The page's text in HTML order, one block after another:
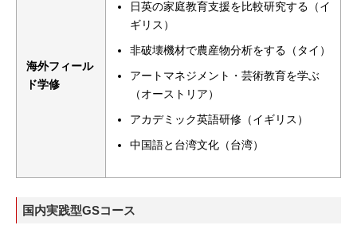
海外フィール
ド学修
日英の家庭教育支援を比較研究する（イ
ギリス）
非破壊機材で農産物分析をする（タイ）
アートマネジメント・芸術教育を学ぶ
（オーストリア）
アカデミック英語研修（イギリス）
中国語と台湾文化（台湾）
国内実践型GSコース